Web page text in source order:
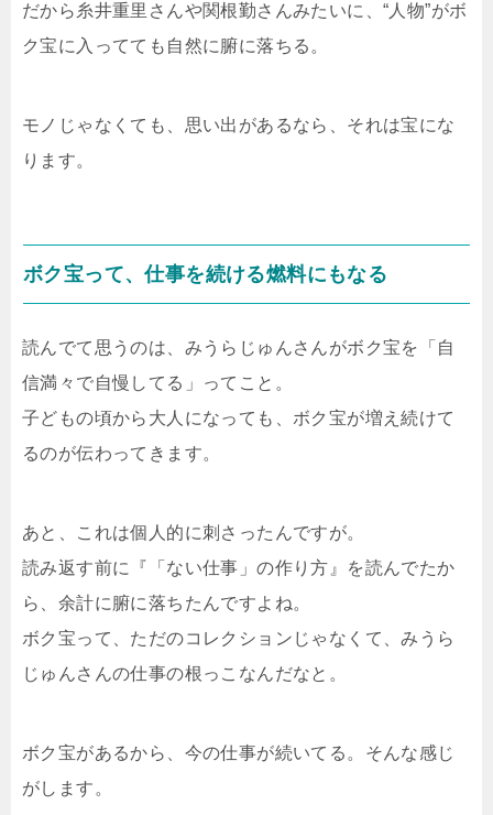
だから糸井重里さんや関根勤さんみたいに、“人物”がボ
ク宝に入ってても自然に腑に落ちる。
モノじゃなくても、思い出があるなら、それは宝にな
ります。
ボク宝って、仕事を続ける燃料にもなる
読んでて思うのは、みうらじゅんさんがボク宝を「自
信満々で自慢してる」ってこと。
子どもの頃から大人になっても、ボク宝が増え続けて
るのが伝わってきます。
あと、これは個人的に刺さったんですが。
読み返す前に『「ない仕事」の作り方』を読んでたか
ら、余計に腑に落ちたんですよね。
ボク宝って、ただのコレクションじゃなくて、みうら
じゅんさんの仕事の根っこなんだなと。
ボク宝があるから、今の仕事が続いてる。そんな感じ
がします。